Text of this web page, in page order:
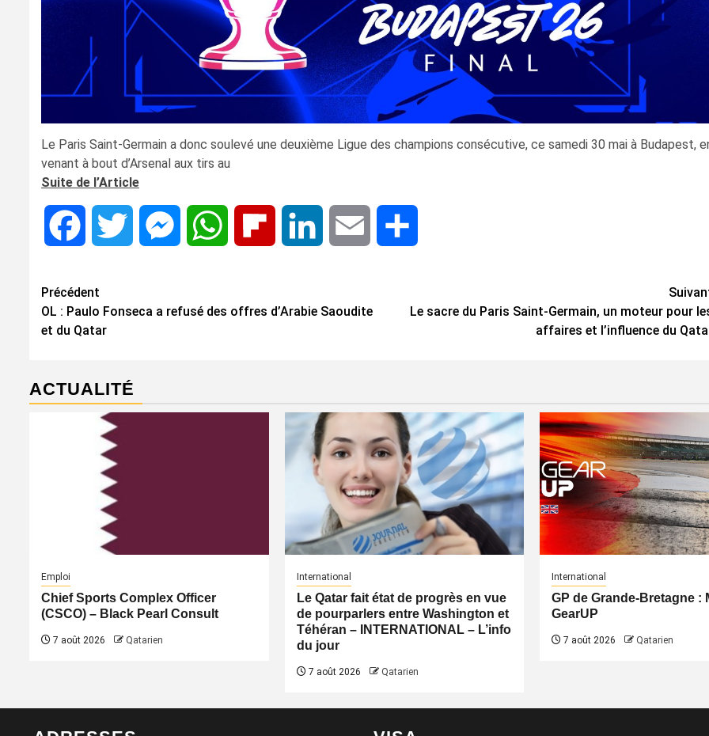
Le Paris Saint-Germain a donc soulevé une deuxième Ligue des champions consécutive, ce samedi 30 mai à Budapest,
venant à bout d’Arsenal aux tirs au
Suite de l’Article
Facebook Twitter MessengerWhatsApp Flipboard LinkedIn Email
Navigation
d’article
Précédent
OL : Paulo Fonseca a refusé des offres d’Arabie Saoudite
et du Qatar
Le sacre du Paris Saint-Germain, un moteur pour
affaires et l’influence du
ACTUALITÉ
Emploi
Chief Sports Complex Officer
(CSCO) – Black Pearl Consult
7 août 2026 Qatarien
International
Le Qatar fait état de progrès en vue
de pourparlers entre Washington et
Téhéran – INTERNATIONAL – L’info
du jour
7 août 2026 Qatarien
International
GP de Grande-Bretagne :
GearUP
7 août 2026 Qatarien